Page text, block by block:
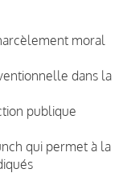
moral
dans la
publique
qui permet à la